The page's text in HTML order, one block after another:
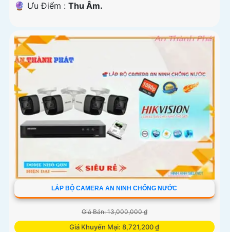
️🔮 Ưu Điểm : Thu Âm.
LẮP BỘ CAMERA AN NINH CHỐNG NƯỚC
Giá Bán: 13,000,000 ₫
Giá Khuyến Mại: 8,721,200 ₫